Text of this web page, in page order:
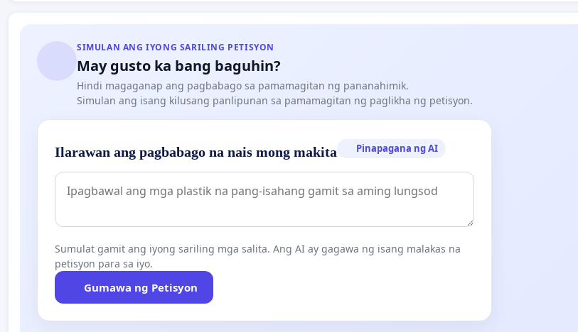
SIMULAN ANG IYONG SARILING PETISYON
May gusto ka bang baguhin?
Hindi magaganap ang pagbabago sa pamamagitan ng pananahimik.
Simulan ang isang kilusang panlipunan sa pamamagitan ng paglikha ng petisyon.
Ilarawan ang pagbabago na nais mong makita Pinapagana ng AI
Sumulat gamit ang iyong sariling mga salita. Ang AI ay gagawa ng isang malakas na
petisyon para sa iyo.
Gumawa ng Petisyon